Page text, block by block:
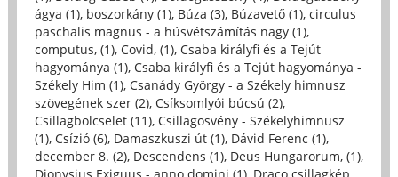
ágya (1), boszorkány (1), Búza (3), Búzavető (1), circulus
paschalis magnus - a húsvétszámítás nagy (1),
computus, (1), Covid, (1), Csaba királyfi és a Tejút
hagyománya (1), Csaba királyfi és a Tejút hagyománya -
Székely Him (1), Csanády György - a Székely himnusz
szövegének szer (2), Csíksomlyói búcsú (2),
Csillagbölcselet (11), Csillagösvény - Székelyhimnusz
(1), Csízió (6), Damaszkuszi út (1), Dávid Ferenc (1),
december 8. (2), Descendens (1), Deus Hungarorum, (1),